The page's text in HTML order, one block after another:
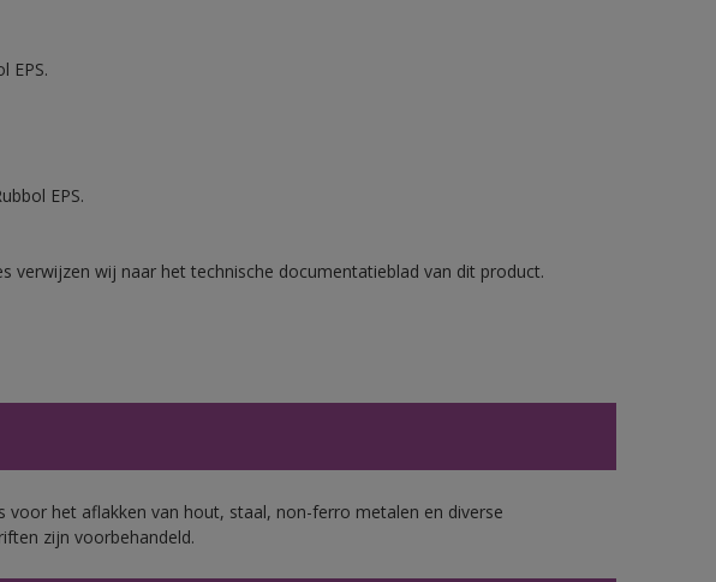
EPS.
EPS.
verwijzen wij naar het technische documentatieblad van dit product.
voor het aflakken van hout, staal, non-ferro metalen en diverse
zijn voorbehandeld.